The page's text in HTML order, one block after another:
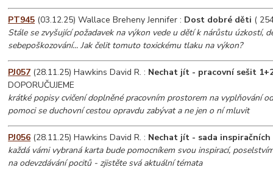
PT945 (03.12.25) Wallace Breheny Jennifer : Dost dobré děti (
Stále se zvyšující požadavek na výkon vede u dětí k nárůstu úzkostí,
sebepoškozování... Jak čelit tomuto toxickému tlaku na výkon?
PJ057 (28.11.25) Hawkins David R. : Nechat jít - pracovní sešit
DOPORUČUJEME
krátké popisy cvičení doplněné pracovním prostorem na vyplňování
pomoci se duchovní cestou opravdu zabývat a ne jen o ní mluvit
PJ056 (28.11.25) Hawkins David R. : Nechat jít - sada
každá vámi vybraná karta bude pomocníkem svou inspirací,
na odevzdávání pocitů - zjistěte svá aktuální témata